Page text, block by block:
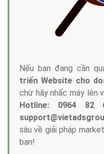
Nếu bạn đang cần
triển Website cho
chừ hãy nhấc máy lên
Hotline: 0964 82
sâu về giải pháp
bạn!